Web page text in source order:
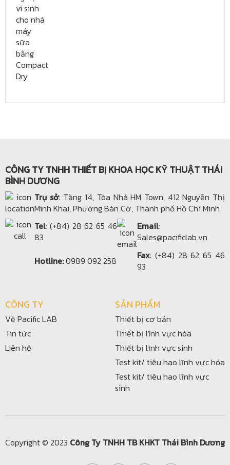
CÔNG TY TNHH THIẾT BỊ KHOA HỌC KỸ THUẬT THÁI
BÌNH DƯƠNG
Trụ sở: Tầng 14, Tòa Nhà HM Town, 412 Nguyễn Thị
Minh Khai, Phường Bàn Cờ, Thành phố Hồ Chí Minh
Tel: (+84) 28 62 65 46
83
Email:
Sales@pacificlab.vn
Hotline:0989 092 258 Fax: (+84) 28 62 65 46
93
CÔNG TY
Về Pacific LAB
Tin tức
Liên hệ
SẢN PHẨM
Thiết bị cơ bản
Thiết bị lĩnh vực hóa
Thiết bị lĩnh vực sinh
Test kit/ tiêu hao lĩnh vực hóa
Test kit/ tiêu hao lĩnh vực
sinh
Copyright © 2023 Công Ty TNHH TB KHKT Thái Bình Dương